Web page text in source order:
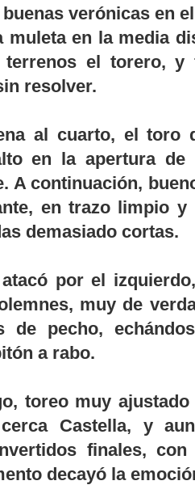
verónicas en
muleta en la media
el torero, y
resolver.
al cuarto, el toro
en la apertura de
A continuación,
en trazo limpio
demasiado cortas.
por el
muy de
de pecho,
a rabo.
toreo muy
Castella, y
finales,
decayó la